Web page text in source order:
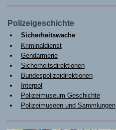
Polizeigeschichte
Sicherheitswache
Kriminaldienst
Gendarmerie
Sicherheitsdirektionen
Bundespolizeidirektionen
Interpol
Polizeimuseum Geschichte
Polizeimuseen und Sammlungen